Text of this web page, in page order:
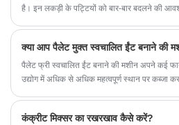
है। इन लकड़ी के पट्टियों को बार-बार बदलने की
क्या आप पैलेट मुक्त स्वचालित ईंट बनाने की
पैलेट फ्री स्वचालित ईंट बनाने की मशीन अपने कई
उद्योग में अधिक से अधिक महत्वपूर्ण स्थान पर कब्जा
कंक्रीट मिक्सर का रखरखाव कैसे करें?